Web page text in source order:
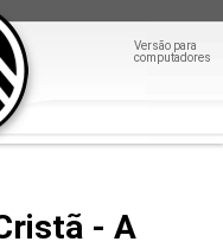
Versão para
computadores
- A